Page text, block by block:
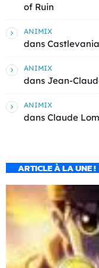
of Ruin
ANIMIX
dans
ANIMIX
dans Jean-
ANIMIX
dans Claude
ARTICLE À LA UNE !